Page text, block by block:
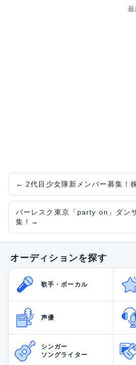
← 2代目少女隊新メンバー募集！
バーレスク東京「party on」ダン
集！ →
オーディションを探す
歌手・ボーカル
声優
シンガー
ソングライター